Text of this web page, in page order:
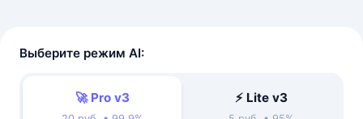
Выберите режим AI:
🚀 Pro v3 ⚡ Lite v3